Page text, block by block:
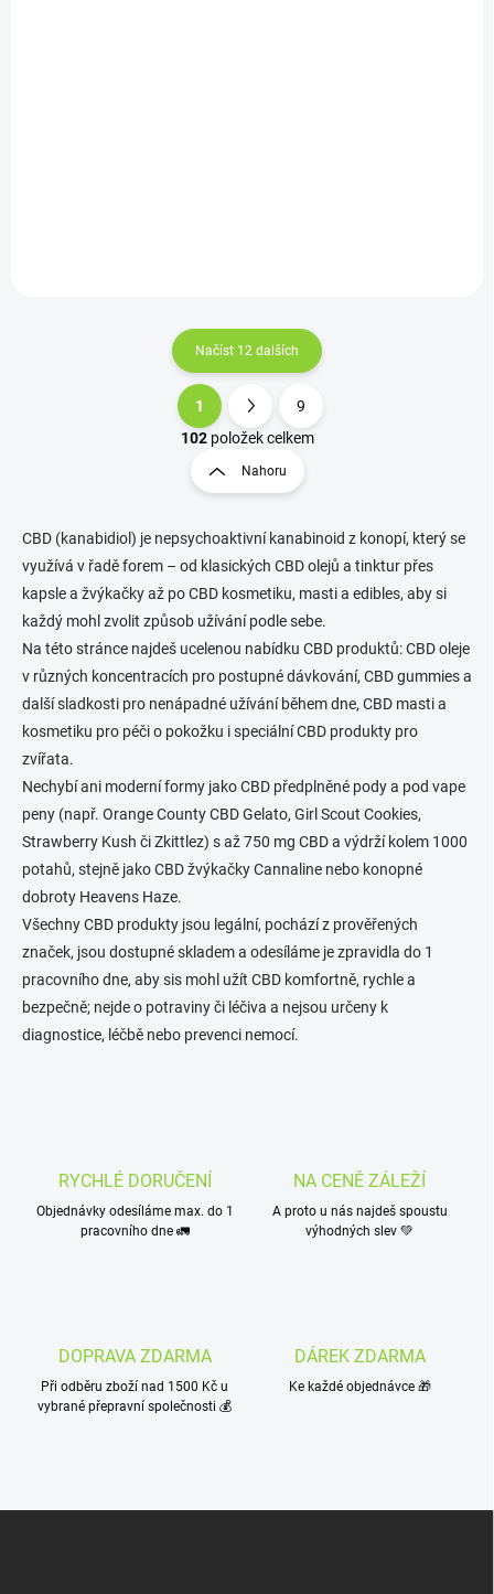
Načíst 12 dalších
1
9
102položek celkem
Nahoru
CBD (kanabidiol) je nepsychoaktivní kanabinoid z konopí, který se
využívá v řadě forem – od klasických CBD olejů a tinktur přes
kapsle a žvýkačky až po CBD kosmetiku, masti a edibles, aby si
každý mohl zvolit způsob užívání podle sebe.
Na této stránce najdeš ucelenou nabídku CBD produktů: CBD oleje
v různých koncentracích pro postupné dávkování, CBD gummies a
další sladkosti pro nenápadné užívání během dne, CBD masti a
kosmetiku pro péči o pokožku i speciální CBD produkty pro
zvířata.
Nechybí ani moderní formy jako CBD předplněné pody a pod vape
peny (např. Orange County CBD Gelato, Girl Scout Cookies,
Strawberry Kush či Zkittlez) s až 750 mg CBD a výdrží kolem 1000
potahů, stejně jako CBD žvýkačky Cannaline nebo konopné
dobroty Heavens Haze.
Všechny CBD produkty jsou legální, pochází z prověřených
značek, jsou dostupné skladem a odesíláme je zpravidla do 1
pracovního dne, aby sis mohl užít CBD komfortně, rychle a
bezpečně; nejde o potraviny či léčiva a nejsou určeny k
diagnostice, léčbě nebo prevenci nemocí.
RYCHLÉ DORUČENÍ
Objednávky odesíláme max. do 1
pracovního dne 🚛
NA CENĚ ZÁLEŽÍ
A proto u nás najdeš spoustu
výhodných slev 💚
DOPRAVA ZDARMA
Při odběru zboží nad 1500 Kč u
vybrané přepravní společnosti 💰
DÁREK ZDARMA
Ke každé objednávce 🎁